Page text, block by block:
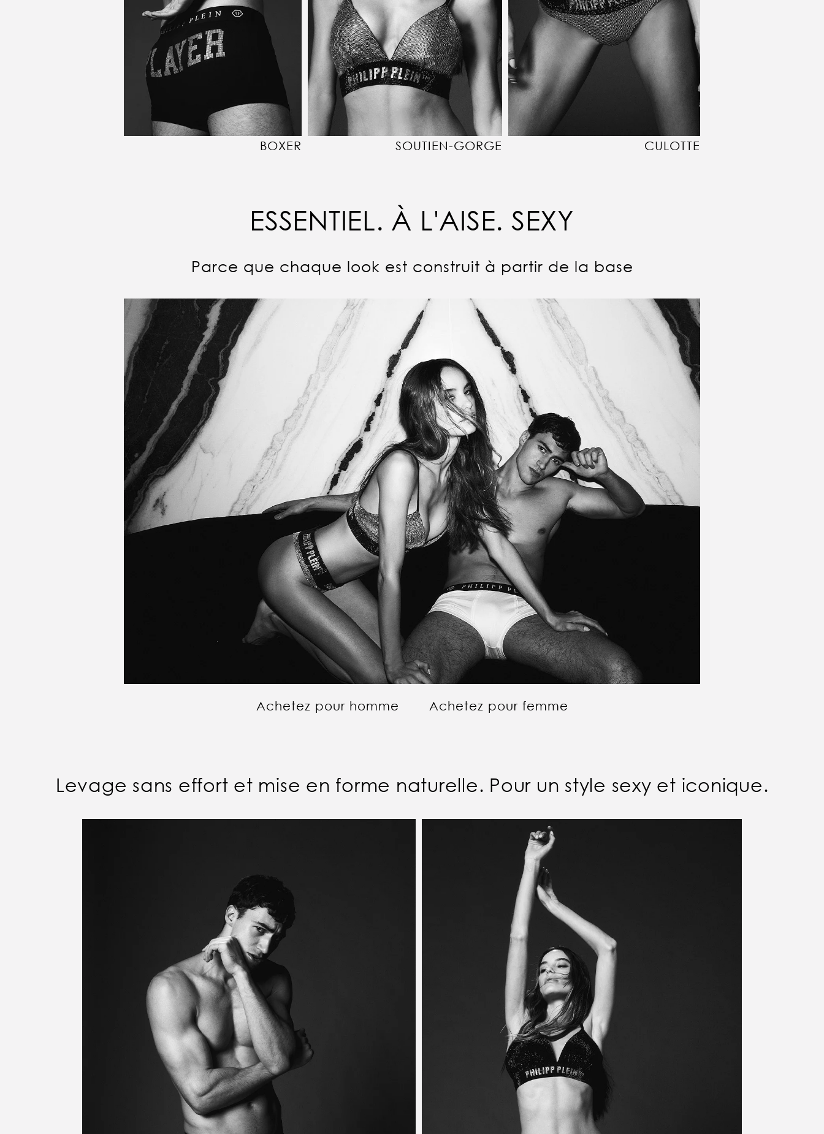
BOXER SOUTIEN-GORGE CULOTTE
ESSENTIEL. À L'AISE. SEXY
Parce que chaque look est construit à partir de la base
Achetez pour homme Achetez pour femme
Levage sans effort et mise en forme naturelle. Pour un style sexy et iconique.